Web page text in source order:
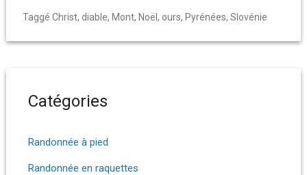
Taggé Christ, diable, Mont, Noël , ours, Pyrénées, Slovénie
Catégories
Randonnée à pied
Randonnée en raquettes